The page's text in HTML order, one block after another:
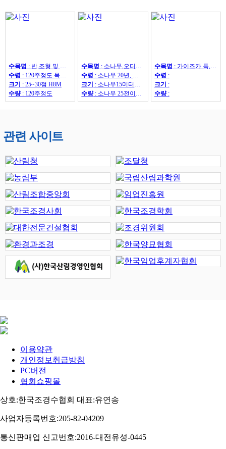
수목명 : 반,조형 및 자연송
수령 : 120주정도 목대 50만
크기 : 25~30점 H8M
수량 : 120주정도
수목명 : 소나무,오디뽕나무
수령 : 소나무 20년, 오디뽕나무7년
크기 : 소나무15미터이상
수량 : 소나무 25전이상85수, 25전이하220수, 뽕나무 42수
수목명 : 가이즈카 특,회화15~30,조형해송,중국단풍 특 20점,해송8~20,느티나무20~50,회화15~30
수령 :
크기 :
수량 :
관련 사이트
이용약관
개인정보취급방침
PC버전
협회쇼핑몰
상호:한국조경수협회 대표:유연송
사업자등록번호:205-82-04209
통신판매업 신고번호:2016-대전유성-0445